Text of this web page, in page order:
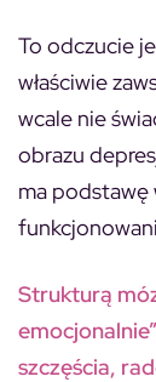
To odczucie
właściwie
wcale nie
obrazu
ma
Strukturą
szczęścia,